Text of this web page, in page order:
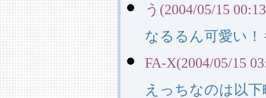
う(2004/05/15
なるるん可愛い
FA-X(2004/05/15
えっちなのは以下